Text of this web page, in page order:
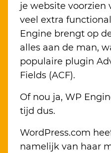
je website voorzien
veel extra
Engine brengt op
alles aan de man,
populaire plugin
Fields (ACF).
Of nou ja, WP
tijd dus.
WordPress.com
namelijk van haar